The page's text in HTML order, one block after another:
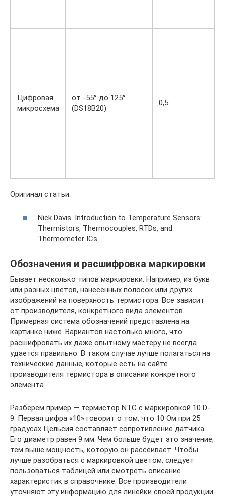
Цифровая
микросхема
от -55° до 125°
(DS18B20)
0,5
Оригинал статьи:
Nick Davis. Introduction to Temperature Sensors:
Thermistors, Thermocouples, RTDs, and
Thermometer ICs
Обозначения и расшифровка маркировки
Бывает несколько типов маркировки. Например, из букв
или разных цветов, нанесенных полосок или других
изображений на поверхность термистора. Все зависит
от производителя, конкретного вида элементов.
Примерная система обозначений представлена на
картинке ниже. Вариантов настолько много, что
расшифровать их даже опытному мастеру не всегда
удается правильно. В таком случае лучше полагаться на
технические данные, которые есть на сайте
производителя термистора в описании конкретного
элемента.
Разберем пример — термистор NTC с маркировкой 10 D-
9. Первая цифра «10» говорит о том, что 10 Ом при 25
градусах Цельсия составляет сопротивление датчика.
Его диаметр равен 9 мм. Чем больше будет это значение,
тем выше мощность, которую он рассеивает. Чтобы
лучше разобраться с маркировкой цветом, следует
пользоваться таблицей или смотреть описание
характеристик в справочнике. Все производители
уточняют эту информацию для линейки своей продукции.